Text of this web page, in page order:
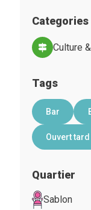
Categories
Culture
Tags
Bar
Ouvert tard
Quartier
Sablon